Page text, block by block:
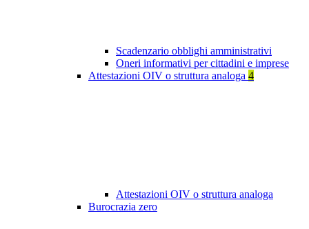
Scadenzario obblighi amministrativi
Oneri informativi per cittadini e imprese
Attestazioni OIV o struttura analoga 4
Attestazioni OIV o struttura analoga
Burocrazia zero